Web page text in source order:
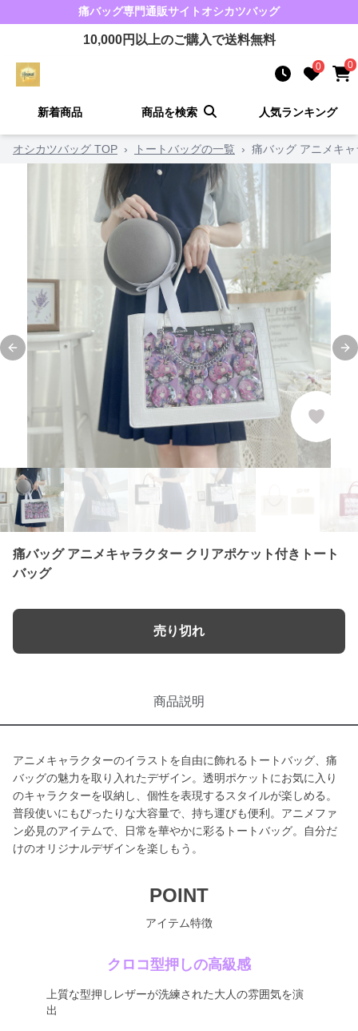
痛バッグ専門通販サイト オシカツバッグ
10,000円以上のご購入で送料無料
0 0
新着商品 商品を検索 人気ランキング
オシカツバッグ TOP › トートバッグの一覧 › 痛バッグ アニメキ
Previous slide
痛バッグ アニメキャラクター クリアポケット付きトート
バッグ
売り切れ
商品説明
アニメキャラクターのイラストを自由に飾れるトートバッグ、痛
バッグの魅力を取り入れたデザイン。透明ポケットにお気に入り
のキャラクターを収納し、個性を表現するスタイルが楽しめる。
普段使いにもぴったりな大容量で、持ち運びも便利。アニメファ
ン必見のアイテムで、日常を華やかに彩るトートバッグ。自分だ
けのオリジナルデザインを楽しもう。
POINT
アイテム特徴
クロコ型押しの高級感
上質な型押しレザーが洗練された大人の雰囲気を演
出